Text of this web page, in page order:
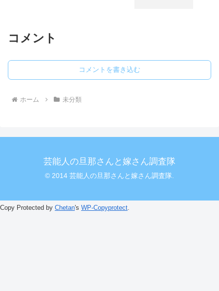
コメント
コメントを書き込む
ホーム 未分類
芸能人の旦那さんと嫁さん調査隊
© 2014 芸能人の旦那さんと嫁さん調査隊.
Copy Protected by Chetan's WP-Copyprotect.